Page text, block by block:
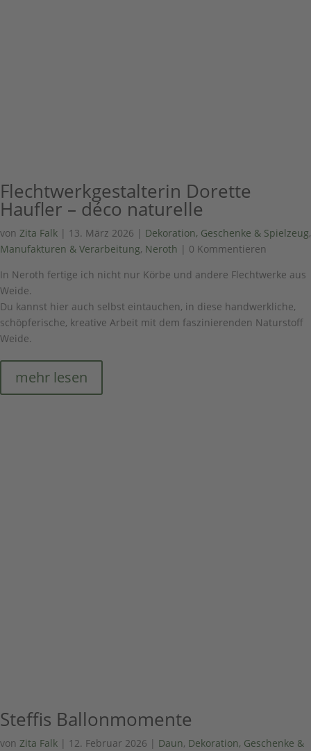
Flechtwerkgestalterin Dorette
Haufler – déco naturelle
von Zita Falk | 13. März 2026 | Dekoration, Geschenke & Spielzeug,
Manufakturen & Verarbeitung, Neroth | 0 Kommentieren
In Neroth fertige ich nicht nur Körbe und andere Flechtwerke aus
Weide.
Du kannst hier auch selbst eintauchen, in diese handwerkliche,
schöpferische, kreative Arbeit mit dem faszinierenden Naturstoff
Weide.
mehr lesen
Steffis Ballonmomente
von Zita Falk | 12. Februar 2026 | Daun, Dekoration, Geschenke &